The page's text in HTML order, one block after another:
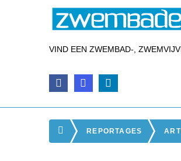
VIND EEN ZWEMBAD-,
REPORTAGES